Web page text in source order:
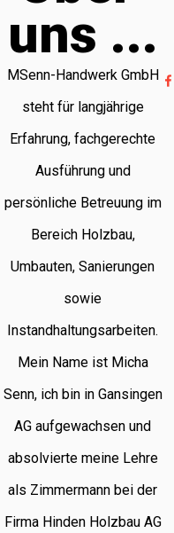
uns ...
MSenn-Handwerk GmbH
steht für langjährige
Erfahrung, fachgerechte
Ausführung und
persönliche Betreuung im
Bereich Holzbau,
Umbauten, Sanierungen
sowie
Instandhaltungsarbeiten.
Mein Name ist Micha
Senn, ich bin in Gansingen
AG aufgewachsen und
absolvierte meine Lehre
als Zimmermann bei der
Firma Hinden Holzbau AG